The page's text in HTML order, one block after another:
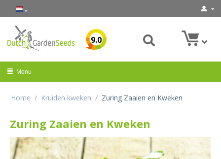
9.0
Menu
Home / Kruiden kweken / Zuring Zaaien en Kweken
Zuring Zaaien en Kweken